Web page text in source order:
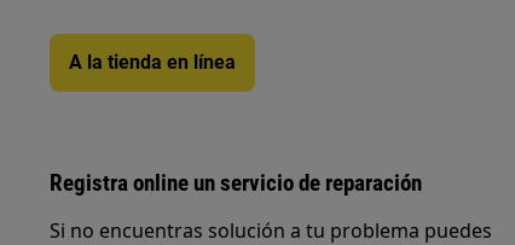
A la tienda en línea
Registra online un servicio de reparación
Si no encuentras solución a tu problema puedes